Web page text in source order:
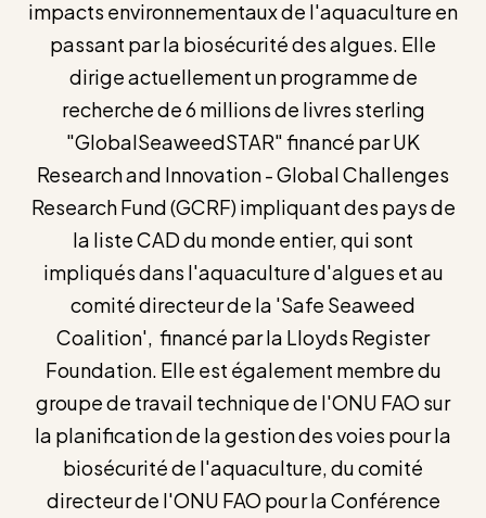
impacts environnementaux de l'aquaculture en
passant par la biosécurité des algues. Elle
dirige actuellement un programme de
recherche de 6 millions de livres sterling
"GlobalSeaweedSTAR" financé par UK
Research and Innovation - Global Challenges
Research Fund (GCRF) impliquant des pays de
la liste CAD du monde entier, qui sont
impliqués dans l'aquaculture d'algues et au
comité directeur de la 'Safe Seaweed
Coalition', financé par la Lloyds Register
Foundation. Elle est également membre du
groupe de travail technique de l'ONU FAO sur
la planification de la gestion des voies pour la
biosécurité de l'aquaculture, du comité
directeur de l'ONU FAO pour la Conférence